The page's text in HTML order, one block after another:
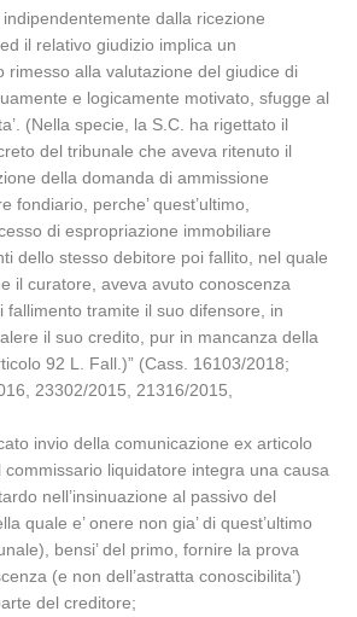
dalla ricezione
il relativo giudizio implica un
rimesso alla valutazione del giudice di
e logicamente motivato, sfugge al
(Nella specie, la S.C. ha rigettato il
del tribunale che aveva ritenuto il
della domanda di ammissione
fondiario, perche’ quest’ultimo,
di espropriazione immobiliare
dello stesso debitore poi fallito, nel quale
il curatore, aveva avuto conoscenza
fallimento tramite il suo difensore, in
il suo credito, pur in mancanza della
92 L. Fall.)” (Cass. 16103/2018;
23302/2015, 21316/2015,
invio della comunicazione ex articolo
commissario liquidatore integra una causa
nell’insinuazione al passivo del
quale e’ onere non gia’ di quest’ultimo
bensi’ del primo, fornire la prova
(e non dell’astratta conoscibilita’)
del creditore;